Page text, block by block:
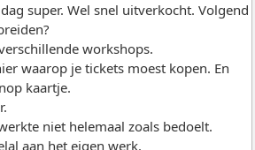
super. Wel snel uitverkocht. Volgend
workshops.
waarop je tickets moest kopen. En
kaartje.
niet helemaal zoals bedoelt.
aan het eigen werk.